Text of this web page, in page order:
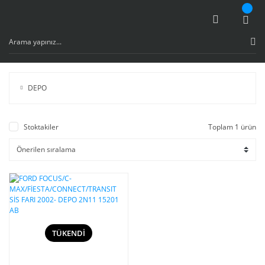
DEPO
Stoktakiler Toplam 1 ürün
TÜKENDİ